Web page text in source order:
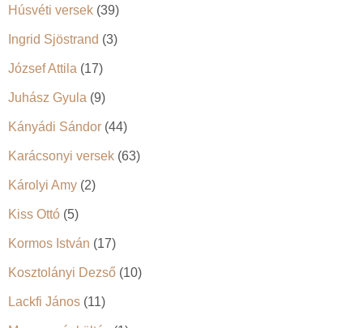
Húsvéti versek (39)
Ingrid Sjöstrand (3)
József Attila (17)
Juhász Gyula (9)
Kányádi Sándor (44)
Karácsonyi versek (63)
Károlyi Amy (2)
Kiss Ottó (5)
Kormos István (17)
Kosztolányi Dezső (10)
Lackfi János (11)